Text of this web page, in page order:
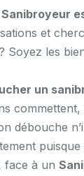
Sanibroyeur
et
Soyez les
un
débouche
face à un